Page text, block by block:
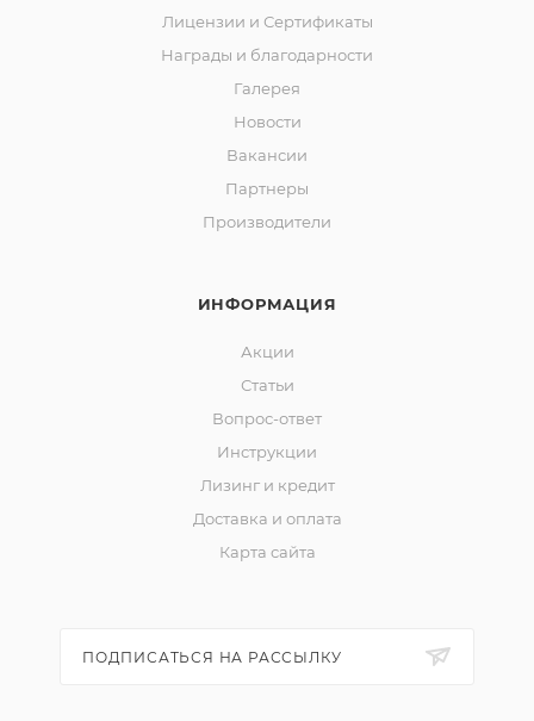
Лицензии и Сертификаты
Награды и благодарности
Галерея
Новости
Вакансии
Партнеры
Производители
ИНФОРМАЦИЯ
Акции
Статьи
Вопрос-ответ
Инструкции
Лизинг и кредит
Доставка и оплата
Карта сайта
ПОДПИСАТЬСЯ НА РАССЫЛКУ